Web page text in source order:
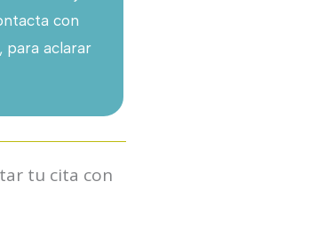
con
para aclarar
tu cita con